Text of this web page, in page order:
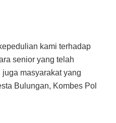
kami terhadap
senior yang telah
masyarakat yang
Bulungan, Kombes Pol